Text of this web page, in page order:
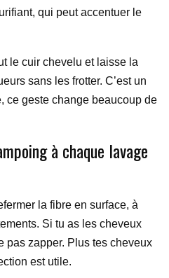
qui peut accentuer le
le cuir chevelu et laisse la
sans les frotter. C’est un
ce geste change beaucoup de
à chaque lavage
la fibre en surface, à
Si tu as les cheveux
pas zapper. Plus tes cheveux
est utile.